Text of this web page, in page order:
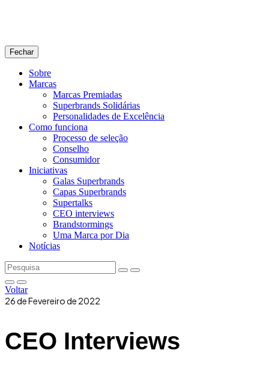
Fechar
Sobre
Marcas
Marcas Premiadas
Superbrands Solidárias
Personalidades de Excelência
Como funciona
Processo de seleção
Conselho
Consumidor
Iniciativas
Galas Superbrands
Capas Superbrands
Supertalks
CEO interviews
Brandstormings
Uma Marca por Dia
Notícias
Voltar
26 de Fevereiro de 2022
CEO Interviews